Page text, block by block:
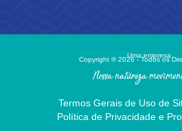
Uma empresa
Copyright ® 2026 - Todos os
Nossa natureza
Termos Gerais de Uso de
Política de Privacidade e